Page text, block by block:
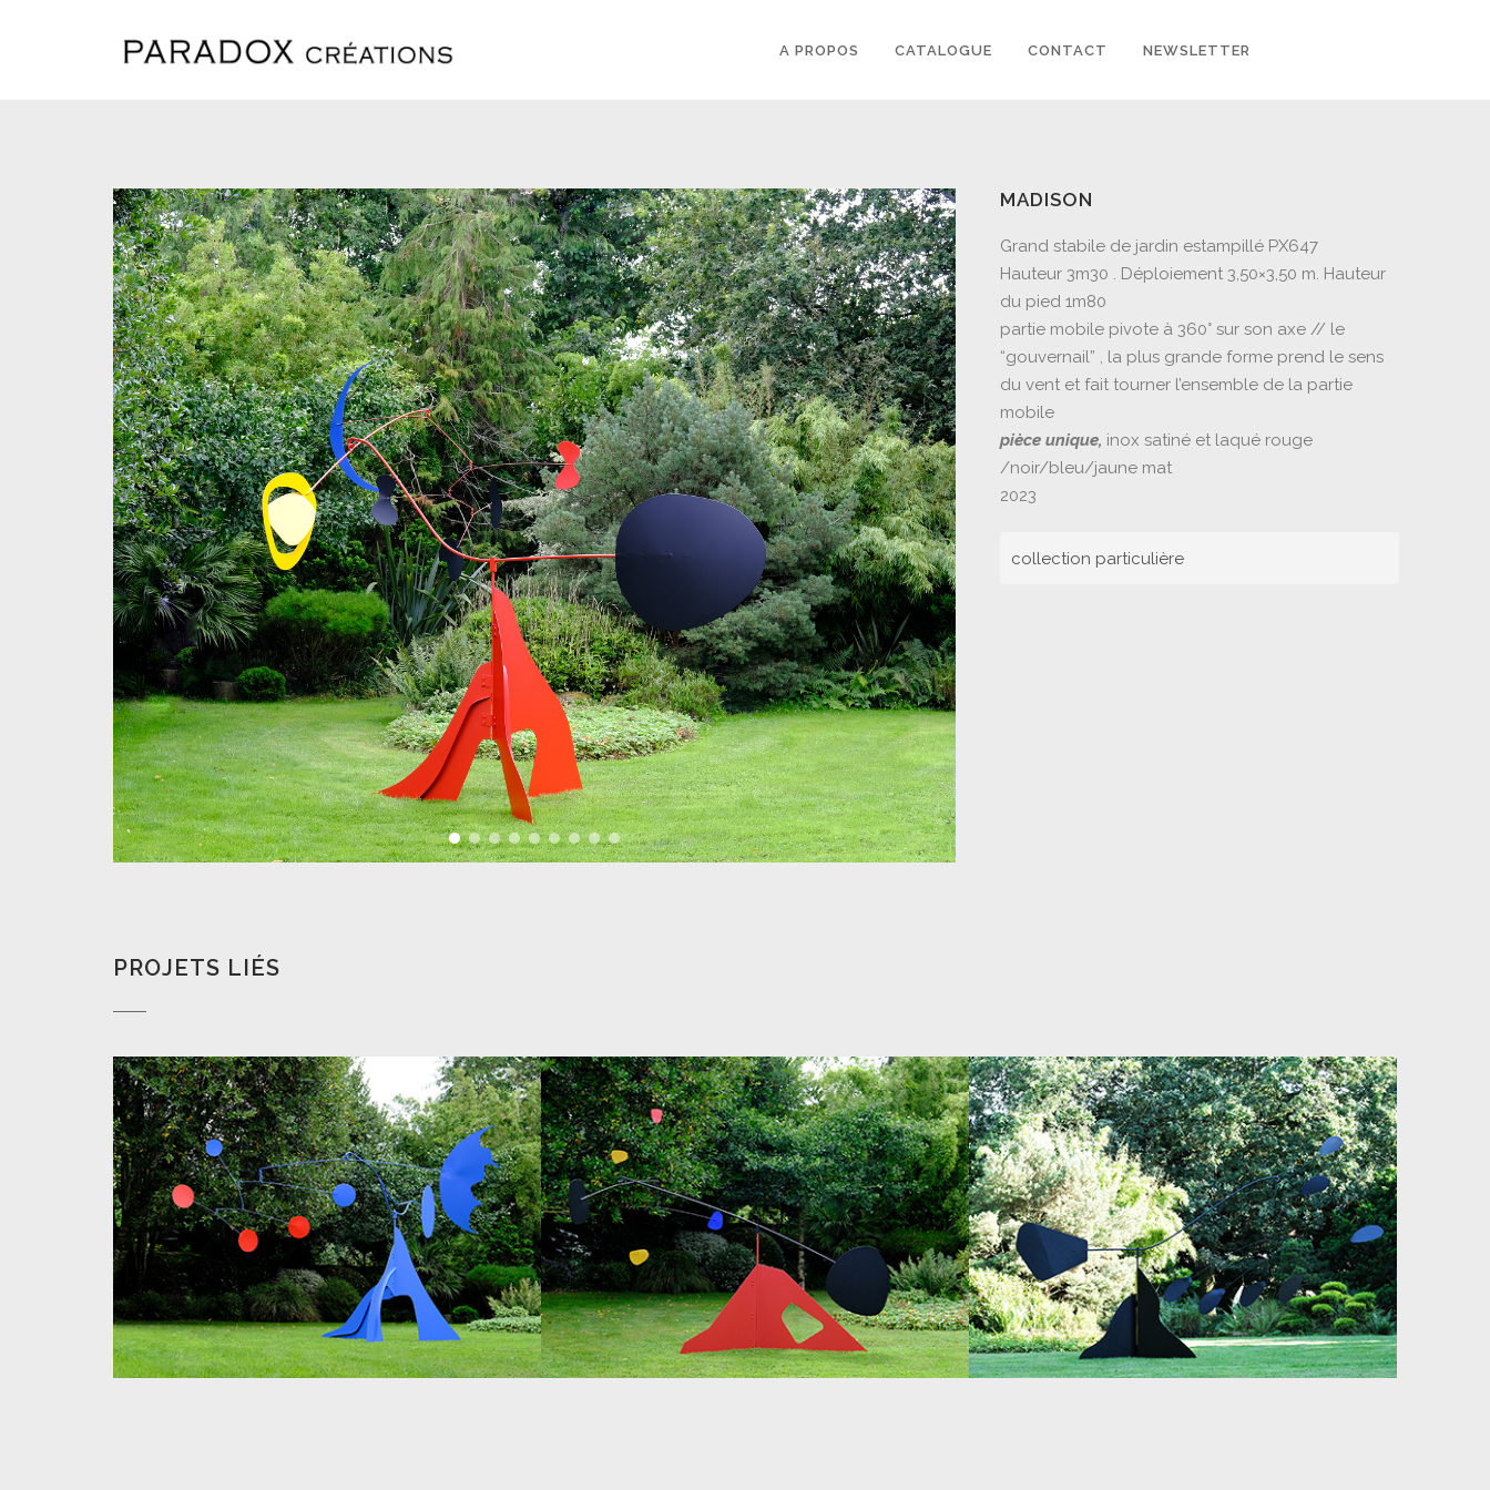
A PROPOS CATALOGUE CONTACT NEWSLETTER
MADISON
Grand stabile de jardin estampillé PX647
Hauteur 3m30 . Déploiement 3,50×3,50 m. Hauteur
du pied 1m80
partie mobile pivote à 360° sur son axe // le
“gouvernail” , la plus grande forme prend le sens
du vent et fait tourner l’ensemble de la partie
mobile
pièce unique, inox satiné et laqué rouge
/noir/bleu/jaune mat
2023
collection particulière
PROJETS LIÉS